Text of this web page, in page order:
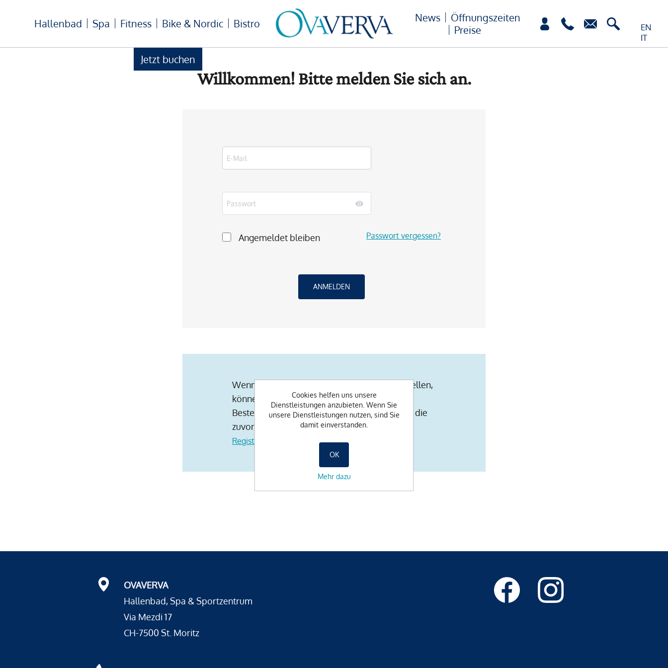
Jetzt buchen
EN
IT
Hallenbad Spa Fitness Bike & Nordic Bistro News
Öffnungszeiten
Preise
Willkommen! Bitte melden Sie sich an.
Angemeldet bleiben Passwort vergessen?
Wenn Sie ein Konto auf unserer Website erstellen,
können Sie schneller einkaufen, über den
Bestellstatus auf dem Laufenden bleiben und die
zuvor getätigten Bestellungen verfolgen.
Registrierung
OVAVERVA
Hallenbad, Spa & Sportzentrum
Via Mezdi 17
CH-7500 St. Moritz
Cookies helfen uns unsere
Dienstleistungen anzubieten. Wenn Sie
unsere Dienstleistungen nutzen, sind Sie
damit einverstanden.
OK
Mehr dazu